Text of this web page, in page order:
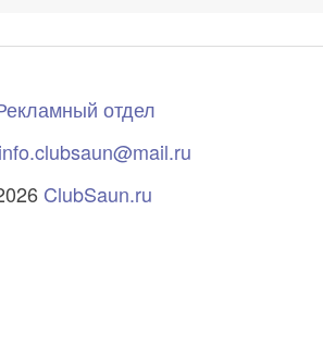
отдел
info.clubsaun@mail.ru
ClubSaun.ru